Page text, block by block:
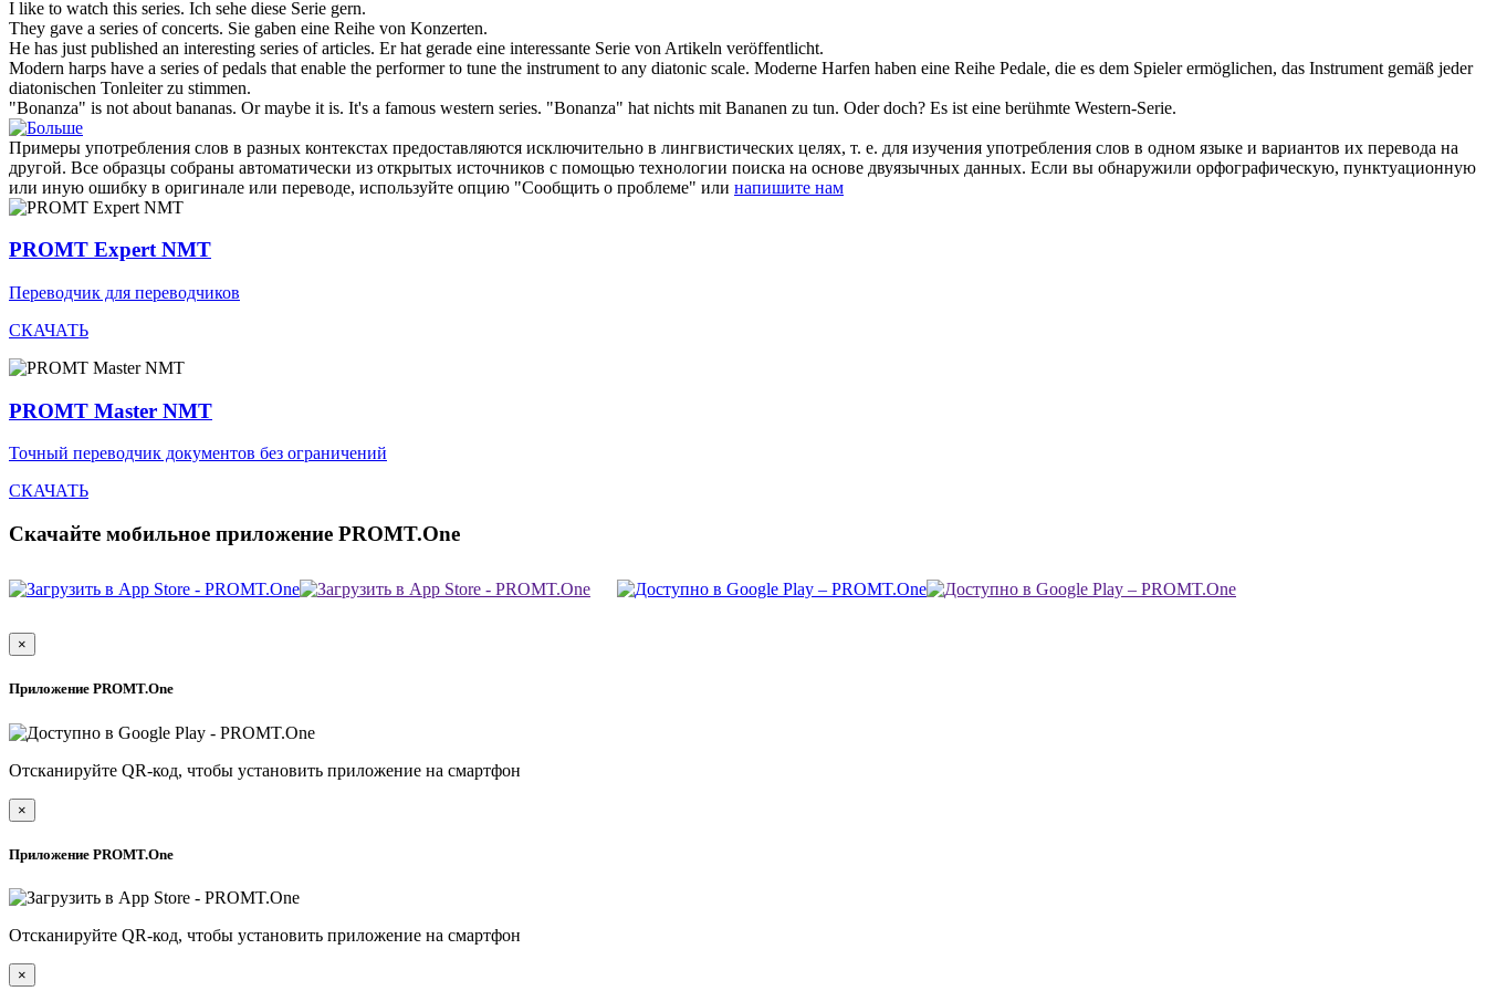
I like to watch this series. Ich sehe diese Serie gern.
They gave a series of concerts. Sie gaben eine Reihe von Konzerten.
He has just published an interesting series of articles. Er hat gerade eine interessante Serie von Artikeln veröffentlicht.
Modern harps have a series of pedals that enable the performer to tune the instrument to any diatonic scale. Moderne Harfen haben eine Reihe Pedale, die es dem Spieler ermöglichen, das Instrument gemäß jeder
diatonischen Tonleiter zu stimmen.
"Bonanza" is not about bananas. Or maybe it is. It's a famous western series. "Bonanza" hat nichts mit Bananen zu tun. Oder doch? Es ist eine berühmte Western-Serie.
Примеры употребления слов в разных контекстах предоставляются исключительно в лингвистических целях, т. е. для изучения употребления слов в одном языке и вариантов их перевода на
другой. Все образцы собраны автоматически из открытых источников с помощью технологии поиска на основе двуязычных данных. Если вы обнаружили орфографическую, пунктуационную
или иную ошибку в оригинале или переводе, используйте опцию "Сообщить о проблеме" или напишите нам
PROMT Expert NMT
Переводчик для переводчиков
СКАЧАТЬ
PROMT Master NMT
Точный переводчик документов без ограничений
СКАЧАТЬ
Скачайте мобильное приложение PROMT.One
×
Приложение PROMT.One
Отсканируйте QR-код, чтобы установить приложение на смартфон
×
Приложение PROMT.One
Отсканируйте QR-код, чтобы установить приложение на смартфон
×